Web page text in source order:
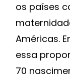
os países
Américas.
essa
70